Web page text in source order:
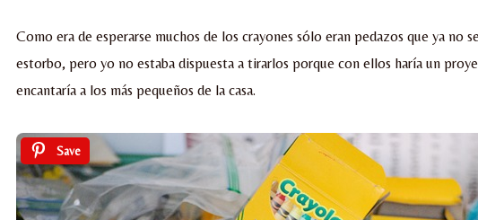
Como era de esperarse muchos de los crayones sólo eran pedazos que ya no
estorbo, pero yo no estaba dispuesta a tirarlos porque con ellos haría un
encantaría a los más pequeños de la casa.
Save